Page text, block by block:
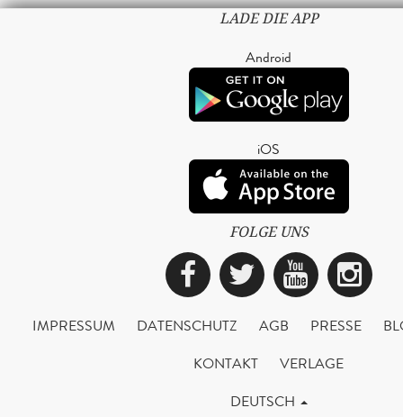
LADE DIE APP
Android
iOS
FOLGE UNS
Facebook
Twitter
IMPRESSUM DATENSCHUTZ AGB PRESSE
KONTAKT
VERLAGE
DEUTSCH